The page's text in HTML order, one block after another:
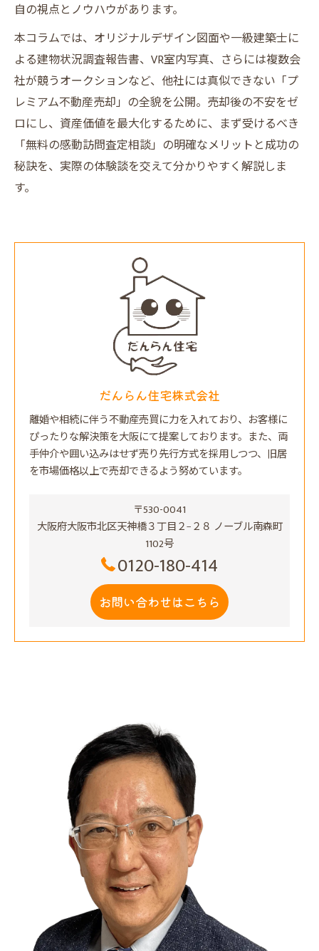
自の視点とノウハウがあります。
本コラムでは、オリジナルデザイン図面や一級建築士に
よる建物状況調査報告書、VR室内写真、さらには複数会
社が競うオークションなど、他社には真似できない「プ
レミアム不動産売却」の全貌を公開。売却後の不安をゼ
ロにし、資産価値を最大化するために、まず受けるべき
「無料の感動訪問査定相談」の明確なメリットと成功の
秘訣を、実際の体験談を交えて分かりやすく解説しま
す。
だんらん住宅株式会社
離婚や相続に伴う不動産売買に力を入れており、お客様に
ぴったりな解決策を大阪にて提案しております。また、両
手仲介や囲い込みはせず売り先行方式を採用しつつ、旧居
を市場価格以上で売却できるよう努めています。
〒530-0041
大阪府大阪市北区天神橋３丁目２−２８ ノーブル南森町
1102号
0120-180-414
お問い合わせはこちら